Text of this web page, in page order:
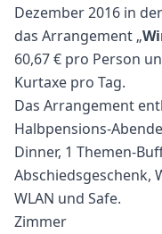
Dezember 2016 in
das Arrangement „
60,67 € pro Person
Kurtaxe pro Tag.
Das Arrangement
Halbpensions-
Dinner, 1 Themen-
Abschiedsgeschenk,
WLAN und Safe.
Zimmer